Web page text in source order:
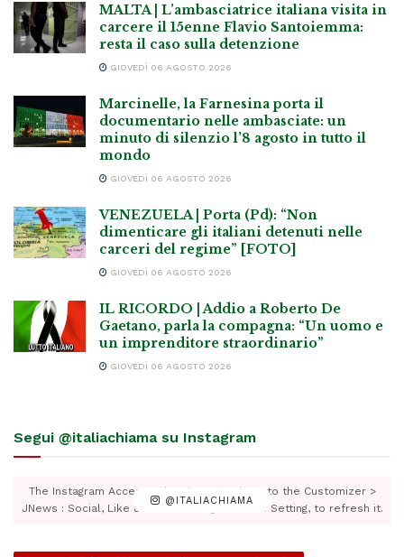
MALTA | L’ambasciatrice italiana visita in
carcere il 15enne Flavio Santoiemma:
resta il caso sulla detenzione
GIOVEDÌ 06 AGOSTO 2026
Marcinelle, la Farnesina porta il
documentario nelle ambasciate: un
minuto di silenzio l’8 agosto in tutto il
mondo
GIOVEDÌ 06 AGOSTO 2026
VENEZUELA | Porta (Pd): “Non
dimenticare gli italiani detenuti nelle
carceri del regime” [FOTO]
GIOVEDÌ 06 AGOSTO 2026
IL RICORDO | Addio a Roberto De
Gaetano, parla la compagna: “Un uomo e
un imprenditore straordinario”
GIOVEDÌ 06 AGOSTO 2026
Segui @italiachiama su Instagram
@ITALIACHIAMA
The Instagram Access Token is expired, Go to the Customizer >
JNews : Social, Like & View > Instagram Feed Setting, to refresh it.